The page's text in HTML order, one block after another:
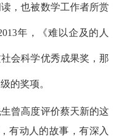
，也被数学工作者所赏
年，《难以企及的人
会科学优秀成果奖，那
的奖项。
曾高度评价蔡天新的这
有动人的故事，有深入